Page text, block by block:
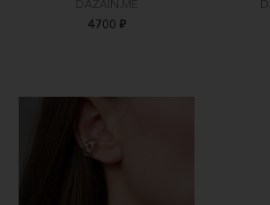
DAZAIN.ME
4700 ₽